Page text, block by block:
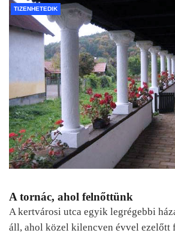
TIZENHETEDIK
A tornác, ahol felnőttünk
A kertvárosi utca egyik legrégebbi
áll, ahol közel kilencven évvel ezelőtt